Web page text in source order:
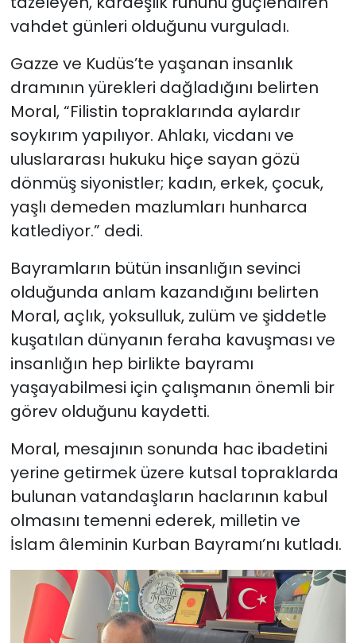
vahdet günleri olduğunu vurguladı.
Gazze ve Kudüs’te yaşanan insanlık
dramının yürekleri dağladığını belirten
Moral, “Filistin topraklarında aylardır
soykırım yapılıyor. Ahlakı, vicdanı ve
uluslararası hukuku hiçe sayan gözü
dönmüş siyonistler; kadın, erkek, çocuk,
yaşlı demeden mazlumları hunharca
katlediyor.” dedi.
Bayramların bütün insanlığın sevinci
olduğunda anlam kazandığını belirten
Moral, açlık, yoksulluk, zulüm ve şiddetle
kuşatılan dünyanın feraha kavuşması ve
insanlığın hep birlikte bayramı
yaşayabilmesi için çalışmanın önemli bir
görev olduğunu kaydetti.
Moral, mesajının sonunda hac ibadetini
yerine getirmek üzere kutsal topraklarda
bulunan vatandaşların haclarının kabul
olmasını temenni ederek, milletin ve
İslam âleminin Kurban Bayramı’nı kutladı.